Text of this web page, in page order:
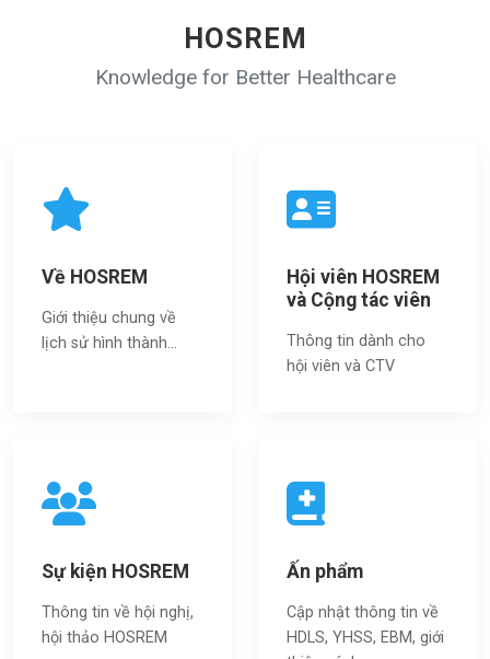
HOSREM
Knowledge for Better Healthcare
Về HOSREM
Giới thiệu chung về
lịch sử hình thành...
Hội viên HOSREM
và Cộng tác viên
Thông tin dành cho
hội viên và CTV
Sự kiện HOSREM
Thông tin về hội nghị,
hội thảo HOSREM
Ấn phẩm
Cập nhật thông tin về
HDLS, YHSS, EBM, giới